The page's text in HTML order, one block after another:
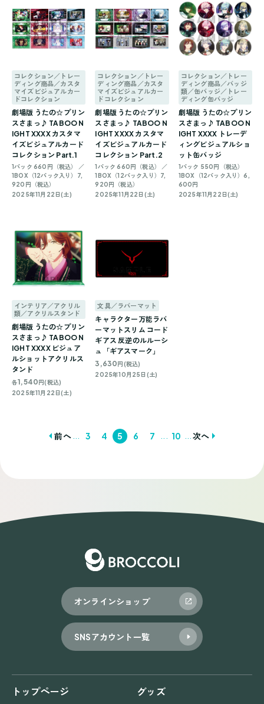
コレクション／トレー
ディング商品／カスタ
マイズビジュアルカー
ドコレクション
劇場版 うたの☆プリン
スさまっ♪ TABOO N
IGHT XXXX カスタマ
イズビジュアルカード
コレクション Part.1
1パック 660円（税込） ／
1BOX（12パック入り）7,
920円（税込）
2025年11月22日(土)
コレクション／トレー
ディング商品／カスタ
マイズビジュアルカー
ドコレクション
劇場版 うたの☆プリン
スさまっ♪ TABOO N
IGHT XXXX カスタマ
イズビジュアルカード
コレクション Part.2
1パック 660円（税込） ／
1BOX（12パック入り）7,
920円（税込）
2025年11月22日(土)
コレクション／トレー
ディング商品／バッジ
類／缶バッジ／トレー
ディング缶バッジ
劇場版 うたの☆プリン
スさまっ♪ TABOO N
IGHT XXXX トレーデ
ィングビジュアルショ
ット缶バッジ
1パック 550円（税込）
1BOX（12パック入り）6,
600円
2025年11月22日(土)
インテリア／アクリル
類／アクリルスタンド
劇場版 うたの☆プリン
スさまっ♪ TABOO N
IGHT XXXX ビジュア
ルショットアクリルス
タンド
各1,540円(税込)
2025年11月22日(土)
文具／ラバーマット
キャラクター万能ラバ
ーマットスリム コード
ギアス 反逆のルルーシ
ュ「ギアスマーク」
3,630円(税込)
2025年10月25日(土)
ゲ
前へ 3 4 5 6 7 10 次へ
オンラインショップ
SNSアカウント一覧
トップページ グッズ